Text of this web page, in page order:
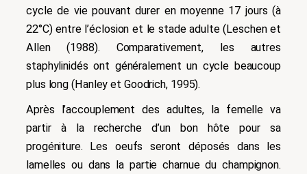
cycle de vie pouvant durer en moyenne 17 jours (à
22°C) entre l’éclosion et le stade adulte (Leschen et
Allen (1988). Comparativement, les autres
staphylinidés ont généralement un cycle beaucoup
plus long (Hanley et Goodrich, 1995).
Après l’accouplement des adultes, la femelle va
partir à la recherche d’un bon hôte pour sa
progéniture. Les oeufs seront déposés dans les
lamelles ou dans la partie charnue du champignon.